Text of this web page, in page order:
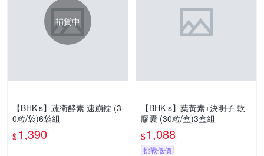
補貨中
【BHK’s】蔬衛酵素 速崩錠 (3
0粒/袋)6袋組
$1,390
【BHK s】葉黃素+決明子 軟
膠囊 (30粒/盒)3盒組
$1,088
挑戰低價